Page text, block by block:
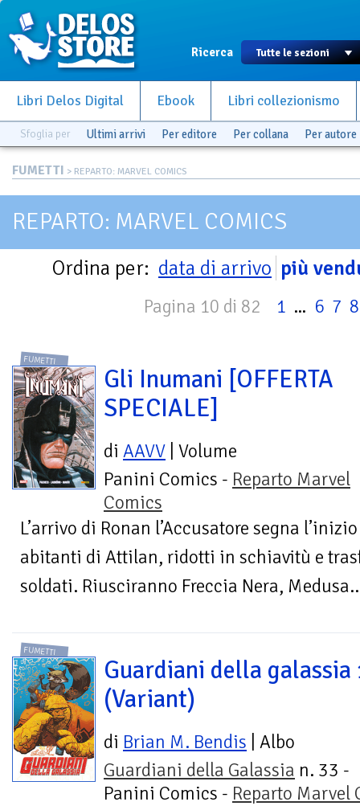
Ricerca
Libri Delos Digital Ebook Libri collezionismo
Sfoglia per Ultimi arrivi Per editore Per collana Per autore
FUMETTI > REPARTO: MARVEL COMICS
REPARTO: MARVEL COMICS
Ordina per: data di arrivo più
Pagina 10 di 82 1 ... 6 7 8
FUMETTI
Gli Inumani [OFFERTA
SPECIALE]
di AAVV | Volume
Panini Comics - Reparto Marvel
Comics
L’arrivo di Ronan l’Accusatore segna
abitanti di Attilan, ridotti in schiavitù e
soldati. Riusciranno Freccia Nera,
FUMETTI
Guardiani della galassia
(Variant)
di Brian M. Bendis | Albo
Guardiani della Galassia n. 33 -
Panini Comics - Reparto Marvel